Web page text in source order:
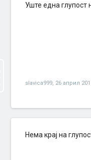
Уште една
slavica999, 26 април
Нема крај на